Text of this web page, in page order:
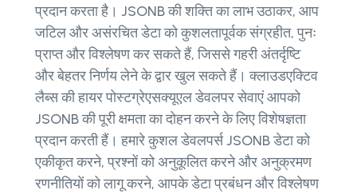
प्रदान करता है। JSONB की शक्ति का लाभ उठाकर, आप
जटिल और असंरचित डेटा को कुशलतापूर्वक संग्रहीत, पुनः
प्राप्त और विश्लेषण कर सकते हैं, जिससे गहरी अंतर्दृष्टि
और बेहतर निर्णय लेने के द्वार खुल सकते हैं। क्लाउडएक्टिव
लैब्स की हायर पोस्टग्रेएसक्यूएल डेवलपर सेवाएं आपको
JSONB की पूरी क्षमता का दोहन करने के लिए विशेषज्ञता
प्रदान करती हैं। हमारे कुशल डेवलपर्स JSONB डेटा को
एकीकृत करने, प्रश्नों को अनुकूलित करने और अनुक्रमण
रणनीतियों को लागू करने, आपके डेटा प्रबंधन और विश्लेषण